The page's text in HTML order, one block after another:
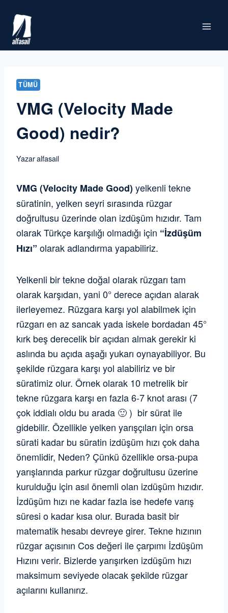
content
TÜMÜ
VMG (Velocity Made
Good) nedir?
Yazaralfasail
VMG (Velocity Made Good)yelkenli tekne
süratinin, yelken seyri sırasında rüzgar
doğrultusu üzerinde olan izdüşüm hızıdır. Tam
olarak Türkçe karşılığı olmadığı için “İzdüşüm
Hızı” olarak adlandırma yapabiliriz.
Yelkenli bir tekne doğal olarak rüzgarı tam
olarak karşıdan, yani 0° derece açıdan alarak
ilerleyemez. Rüzgara karşı yol alabilmek için
rüzgarı en az sancak yada iskele bordadan 45°
kırk beş derecelik bir açıdan almak gerekir ki
aslında bu açıda aşağı yukarı oynayabiliyor. Bu
şekilde rüzgara karşı yol alabiliriz ve bir
süratimiz olur. Örnek olarak 10 metrelik bir
tekne rüzgara karşı en fazla 6-7 knot arası (7
çok iddialı oldu bu arada 🙂 ) bir sürat ile
gidebilir. Özellikle yelken yarışçıları için orsa
sürati kadar bu süratin izdüşüm hızı çok daha
önemlidir, Neden? Çünkü özellikle orsa-pupa
yarışlarında parkur rüzgar doğrultusu üzerine
kurulduğu için asıl önemli olan izdüşüm hızıdır.
İzdüşüm hızı ne kadar fazla ise hedefe varış
süresi o kadar kısa olur. Burada basit bir
matematik hesabı devreye girer. Tekne hızının
rüzgar açısının Cos değeri ile çarpımı İzdüşüm
Hızını verir. Bizlerde yarışırken izdüşüm hızı
maksimum seviyede olacak şekilde rüzgar
açılarını kullanırız.